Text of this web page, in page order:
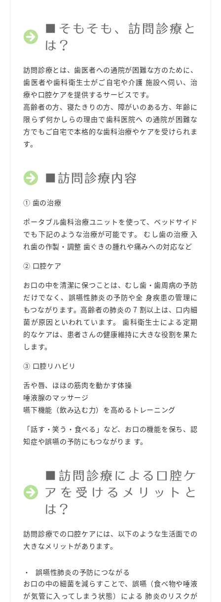
■そもそも、訪問診療と
は？
訪問診療とは、⻭医者への通院が困難な⽅のために、
⻭医者や⻭科衛⽣⼠がご⾃宅や介護 施設へ伺い、治
療や⼝腔ケアを提供するサービスです。
⾼齢者の⽅、寝たきりの⽅、障がいのある⽅、年齢に
限らず何かしらの理由で⻭科医院へ の通院が困難な
⽅でもご⾃宅で本格的な⻭科治療やケアを受けられま
す。
■訪問診療内容
① ⻭の治療
ポータブル⻭科治療ユニットを使って、ベッドサイド
でも下記のような治療が可能です。 むし⻭の治療 ⼊
れ⻭の作製・ 調整 ⻭ぐきの腫れや痛みへの対応など
② ⼝腔ケア
お⼝の中を清潔に保つことは、むし⻭・⻭周病の予防
だけでなく、誤嚥性肺炎の予防や全 ⾝疾患の管理に
もつながります。 ⾼齢者の肺炎の 7 割以上は、⼝内細
菌が原因といわれています。⻭科衛⽣⼠による定期
的なケアは、患者さんの健康維持に⼤きな役割を果た
します。
③ ⼝腔リハビリ
⾆や唇、ほほの筋⾁を動かす体操
唾液腺のマッサージ
嚥下機能（飲み込む⼒）を⾼めるトレーニング
「話す・笑う・⾷べる」など、お⼝の機能を保ち、認
知症や誤嚥の予防にもつながりま す。
■訪問診療による⼝腔ケ
アを受けるメリットと
は？
訪問診療での⼝腔ケアには、以下のような⽣活⾯での
⼤きなメリットがあります。
誤嚥性肺炎の予防につながる
お⼝の中の細菌を減らすことで、誤嚥（⾷べ物や唾液
が気管に⼊ってしまう状態）による 肺炎のリスクが